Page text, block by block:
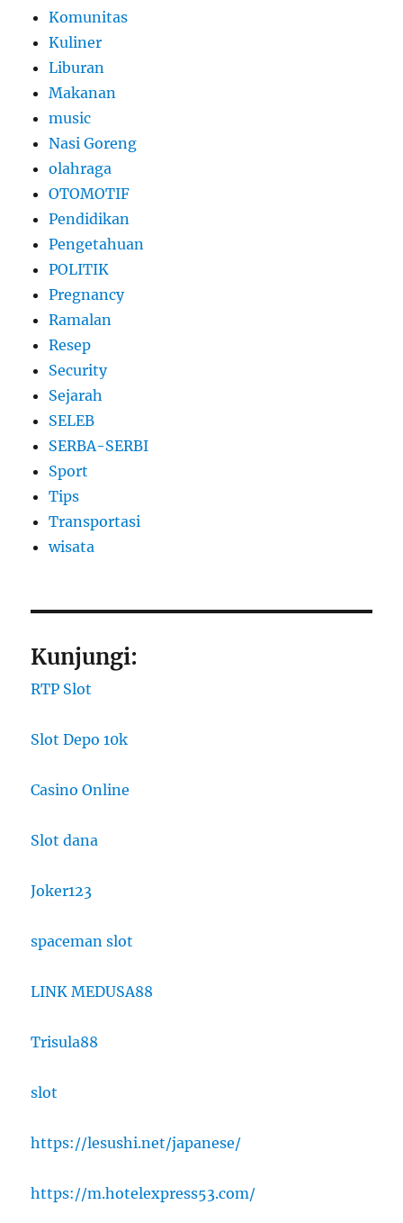
Komunitas
Kuliner
Liburan
Makanan
music
Nasi Goreng
olahraga
OTOMOTIF
Pendidikan
Pengetahuan
POLITIK
Pregnancy
Ramalan
Resep
Security
Sejarah
SELEB
SERBA-SERBI
Sport
Tips
Transportasi
wisata
Kunjungi:
RTP Slot
Slot Depo 10k
Casino Online
Slot dana
Joker123
spaceman slot
LINK MEDUSA88
Trisula88
slot
https://lesushi.net/japanese/
https://m.hotelexpress53.com/